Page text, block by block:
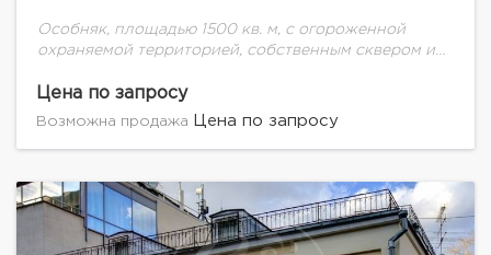
Особняк, площадью 1500 кв. м, с огороженной
охраняемой территорией, собственным сквером и
престижной локации Москвы. Полностью
отреставрированное здание с применением...
Цена по запросу
Возможна продажа Цена по запросу